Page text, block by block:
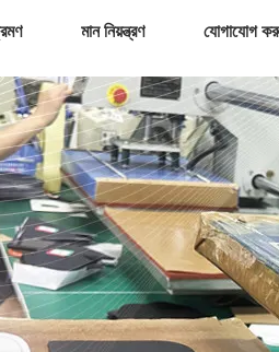
মান নিয়ন্ত্রণ যোগাযোগ